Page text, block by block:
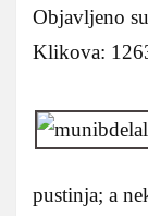
Objavljeno
Klikova:
pustinja; a